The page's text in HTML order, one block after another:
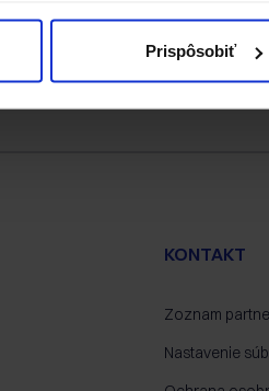
Prispôsobiť
KONTAKT
Zoznam
Nastavenie